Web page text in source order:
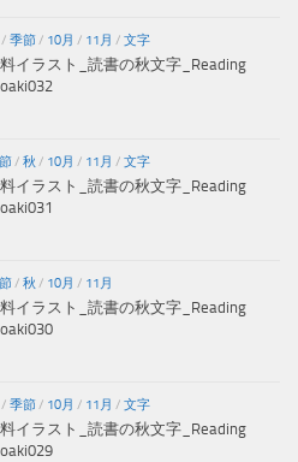
/ 季節/ 10月 / 11月 / 文字
イラスト_読書の秋文字_Reading
/ 秋 / 10月 / 11月 / 文字
イラスト_読書の秋文字_Reading
/ 秋 / 10月 / 11月
イラスト_読書の秋文字_Reading
/ 季節/ 10月 / 11月 / 文字
イラスト_読書の秋文字_Reading